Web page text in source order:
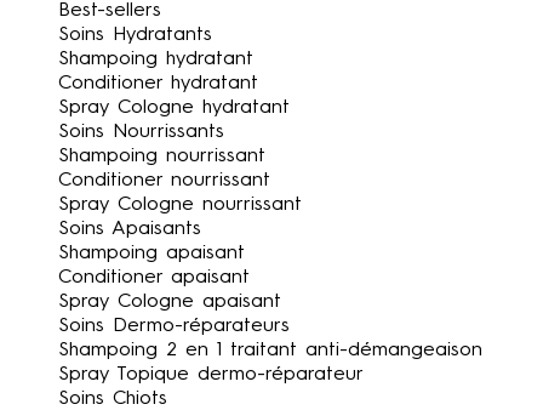
Best-sellers
Soins Hydratants
Shampoing hydratant
Conditioner hydratant
Spray Cologne hydratant
Soins Nourrissants
Shampoing nourrissant
Conditioner nourrissant
Spray Cologne nourrissant
Soins Apaisants
Shampoing apaisant
Conditioner apaisant
Spray Cologne apaisant
Soins Dermo-réparateurs
Shampoing 2 en 1 traitant anti-démangeaison
Spray Topique dermo-réparateur
Soins Chiots